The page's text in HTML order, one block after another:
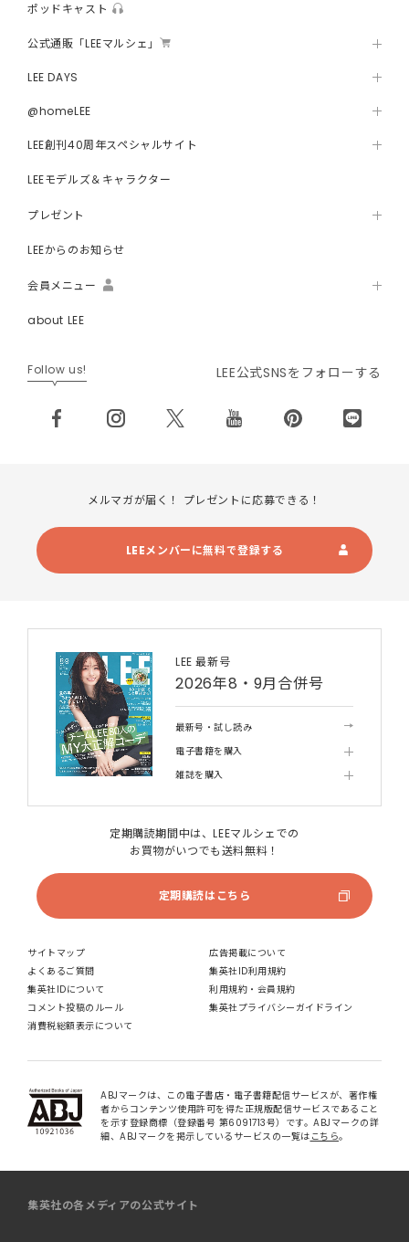
ポッドキャスト
公式通販「LEEマルシェ」
LEE DAYS
@homeLEE
LEE創刊40周年スペシャルサイト
LEEモデルズ＆キャラクター
プレゼント
LEEからのお知らせ
会員メニュー
about LEE
Follow us! LEE公式SNSをフォローする
メルマガが届く！ プレゼントに応募できる！
LEEメンバーに無料で登録する
LEE 最新号
2026年8・9月合併号
最新号・試し読み
電子書籍を購入
雑誌を購入
定期購読期間中は、LEEマルシェでの
お買物がいつでも送料無料！
定期購読はこちら
サイトマップ
広告掲載について
よくあるご質問
集英社ID利用規約
集英社IDについて
利用規約・会員規約
コメント投稿のルール
集英社プライバシーガイドライン
消費税総額表示について
ABJマークは、この電子書店・電子書籍配信サービスが、著作権
者からコンテンツ使用許可を得た正規版配信サービスであること
を示す登録商標（登録番号 第6091713号）です。ABJマークの詳
細、ABJマークを掲示しているサービスの一覧は こちら。
集英社の各メディアの公式サイト